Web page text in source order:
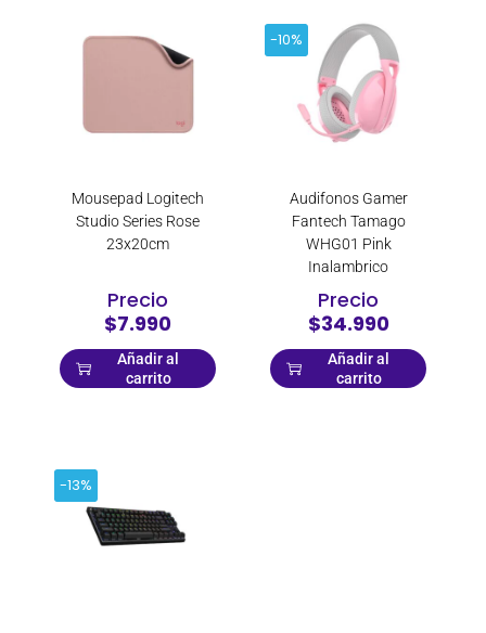
Mousepad Logitech
Studio Series Rose
23x20cm
Precio
$7.990
Añadir al
carrito
-10%
Audifonos Gamer
Fantech Tamago
WHG01 Pink
Inalambrico
Precio
$34.990
Añadir al
carrito
-13%